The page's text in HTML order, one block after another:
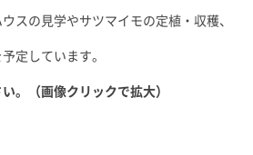
スの見学やサツマイモの定植・収穫、
定しています。
。（画像クリックで拡大）